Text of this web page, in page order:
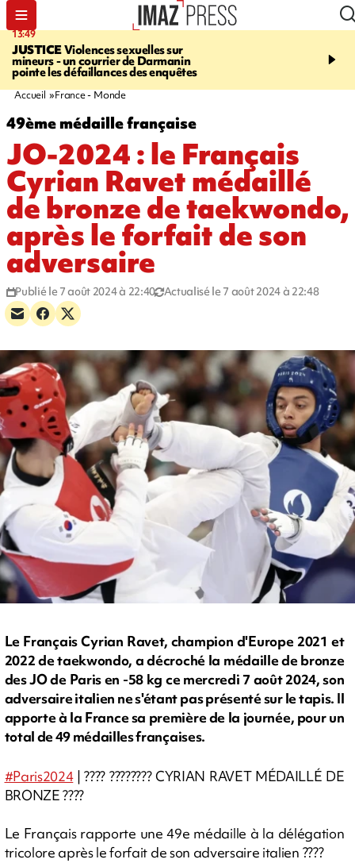
13:49
JUSTICEViolences sexuelles sur
mineurs - un courrier de Darmanin
pointe les défaillances des enquêtes
17:59
Corniche - la route du
Accueil France - Monde
49ème médaille française
JO-2024 : le Français
Cyrian Ravet médaillé
de bronze de taekwondo,
après le forfait de son
adversaire
Publié le 7 août 2024 à 22:40 Actualisé le 7 août 2024 à 22:48
Le Français Cyrian Ravet, champion d'Europe 2021 et
2022 de taekwondo, a décroché la médaille de bronze
des JO de Paris en -58 kg ce mercredi 7 août 2024, son
adversaire italien ne s'étant pas présenté sur le tapis. Il
apporte à la France sa première de la journée, pour un
total de 49 médailles françaises.
#Paris2024| ???? ???????? CYRIAN RAVET MÉDAILLÉ DE
BRONZE ????
Le Français rapporte une 49e médaille à la délégation
tricolore après le forfait de son adversaire italien ????